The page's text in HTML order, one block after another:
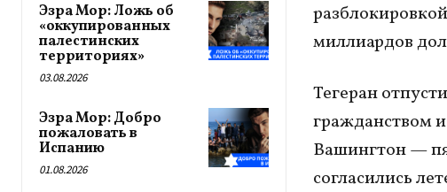
Эзра Мор: Ложь об
«оккупированных
палестинских
территориях»
03.08.2026
Эзра Мор: Добро
пожаловать в
Испанию
01.08.2026
миллиардов
Тегеран
гражданством
Вашингтон —
согласились